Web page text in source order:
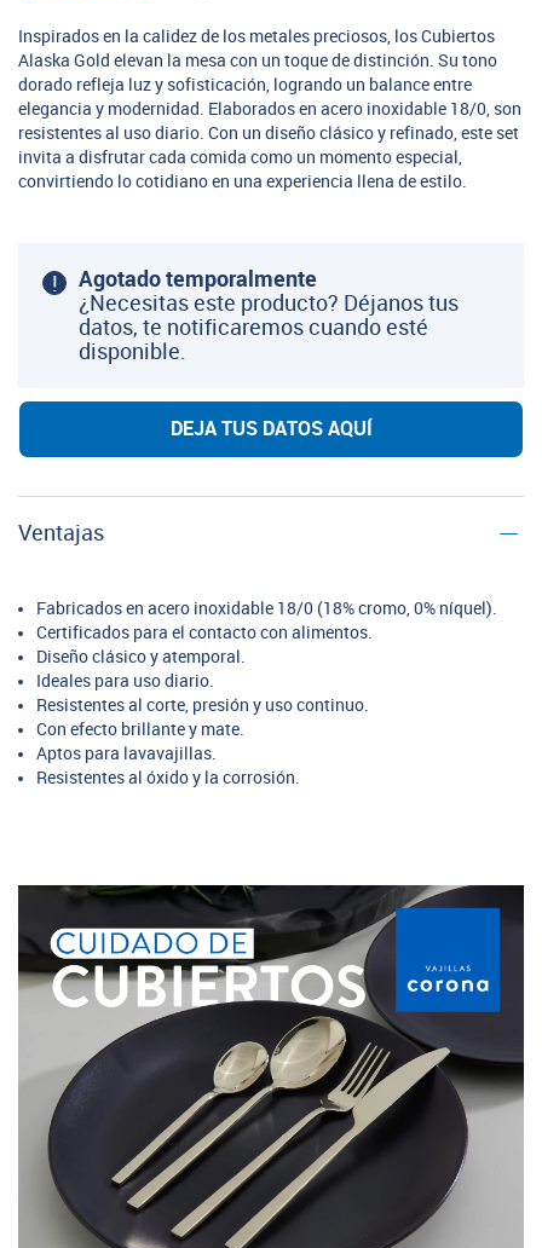
Inspirados en la calidez de los metales preciosos, los Cubiertos
Alaska Gold elevan la mesa con un toque de distinción. Su tono
dorado refleja luz y sofisticación, logrando un balance entre
elegancia y modernidad. Elaborados en acero inoxidable 18/0, son
resistentes al uso diario. Con un diseño clásico y refinado, este set
invita a disfrutar cada comida como un momento especial,
convirtiendo lo cotidiano en una experiencia llena de estilo.
Agotado temporalmente
¿Necesitas este producto? Déjanos tus
datos, te notificaremos cuando esté
disponible.
DEJA TUS DATOS AQUÍ
Ventajas
Fabricados en acero inoxidable 18/0 (18% cromo, 0% níquel).
Certificados para el contacto con alimentos.
Diseño clásico y atemporal.
Ideales para uso diario.
Resistentes al corte, presión y uso continuo.
Con efecto brillante y mate.
Aptos para lavavajillas.
Resistentes al óxido y la corrosión.